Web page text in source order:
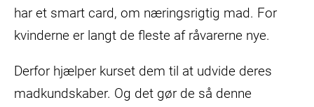
har et smart card, om næringsrigtig mad. For
kvinderne er langt de fleste af råvarerne nye.
Derfor hjælper kurset dem til at udvide deres
madkundskaber. Og det gør de så denne